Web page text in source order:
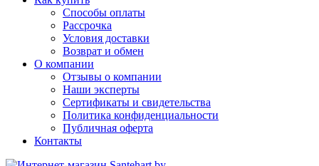
Способы оплаты
Рассрочка
Условия доставки
Возврат и обмен
О компании
Отзывы о компании
Наши эксперты
Сертификаты и свидетельства
Политика конфиденциальности
Публичная оферта
Контакты